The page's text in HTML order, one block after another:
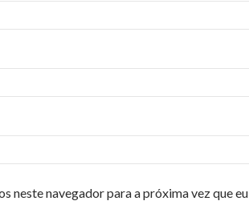
neste navegador para a próxima vez que eu